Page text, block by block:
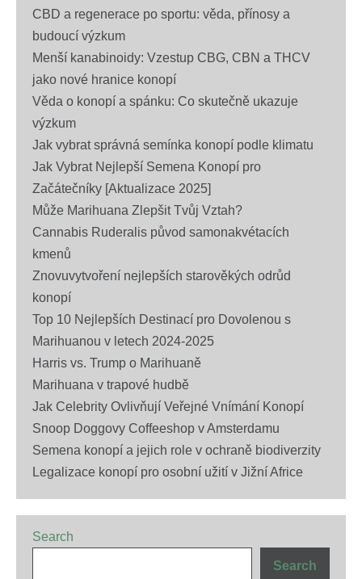
CBD a regenerace po sportu: věda, přínosy a
budoucí výzkum
Menší kanabinoidy: Vzestup CBG, CBN a THCV
jako nové hranice konopí
Věda o konopí a spánku: Co skutečně ukazuje
výzkum
Jak vybrat správná semínka konopí podle klimatu
Jak Vybrat Nejlepší Semena Konopí pro
Začátečníky [Aktualizace 2025]
Může Marihuana Zlepšit Tvůj Vztah?
Cannabis Ruderalis původ samonakvétacích
kmenů
Znovuvytvoření nejlepších starověkých odrůd
konopí
Top 10 Nejlepších Destinací pro Dovolenou s
Marihuanou v letech 2024-2025
Harris vs. Trump o Marihuaně
Marihuana v trapové hudbě
Jak Celebrity Ovlivňují Veřejné Vnímání Konopí
Snoop Doggovy Coffeeshop v Amsterdamu
Semena konopí a jejich role v ochraně biodiverzity
Legalizace konopí pro osobní užití v Jižní Africe
Search
Search